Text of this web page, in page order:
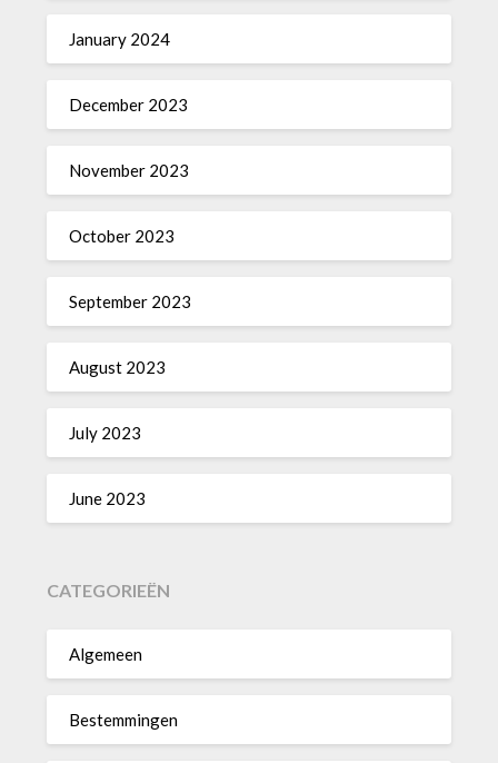
January 2024
December 2023
November 2023
October 2023
September 2023
August 2023
July 2023
June 2023
CATEGORIEËN
Algemeen
Bestemmingen